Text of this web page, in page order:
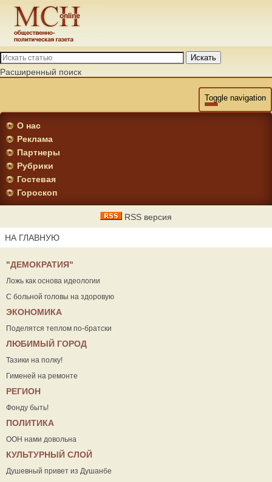
Искать
Расширенный поиск
Toggle navigation
О нас
Реклама
Партнеры
Рубрики
Гостевая
Гороскоп
RSS версия
НА ГЛАВНУЮ
"ДЕМОКРАТИЯ"
Ложь как основа идеологии
С больной головы на здоровую
ЭКОНОМИКА
Поделятся теплом по-братски
ЛЮБИМЫЙ ГОРОД
Тазики на полку!
Гименей на ремонте
РЕГИОН
Фонду быть!
ПОЛИТИКА
ООН нами довольна
КУЛЬТУРНЫЙ СЛОЙ
Душевный привет из Душанбе